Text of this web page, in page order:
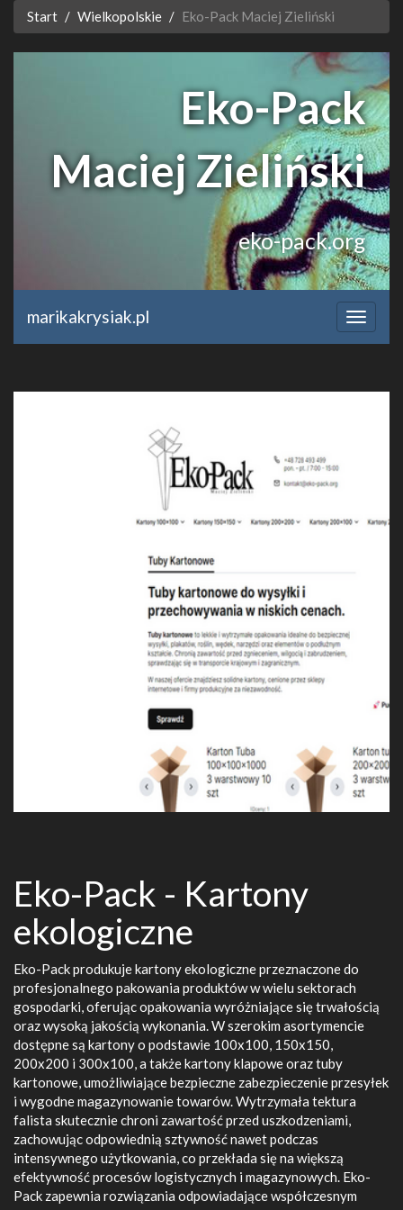
Start Wielkopolskie Eko-Pack Maciej Zieliński
Eko-Pack
Maciej Zieliński
eko-pack.org
marikakrysiak.pl
Eko-Pack - Kartony
ekologiczne
Eko-Pack produkuje kartony ekologiczne przeznaczone do
profesjonalnego pakowania produktów w wielu sektorach
gospodarki, oferując opakowania wyróżniające się trwałością
oraz wysoką jakością wykonania. W szerokim asortymencie
dostępne są kartony o podstawie 100x100, 150x150,
200x200 i 300x100, a także kartony klapowe oraz tuby
kartonowe, umożliwiające bezpieczne zabezpieczenie przesyłek
i wygodne magazynowanie towarów. Wytrzymała tektura
falista skutecznie chroni zawartość przed uszkodzeniami,
zachowując odpowiednią sztywność nawet podczas
intensywnego użytkowania, co przekłada się na większą
efektywność procesów logistycznych i magazynowych. Eko-
Pack zapewnia rozwiązania odpowiadające współczesnym